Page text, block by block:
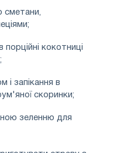
сметани,
порційні кокотниці
і запікання в
скоринки;
зеленню для